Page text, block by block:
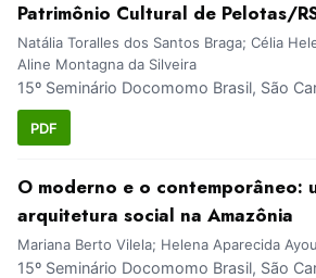
Patrimônio Cultural de Pelotas/
Natália Toralles dos Santos Braga; Célia
Aline Montagna da Silveira
15º Seminário Docomomo Brasil, São
PDF
O moderno e o contemporâneo:
arquitetura social na Amazônia
Mariana Berto Vilela; Helena Aparecida
15º Seminário Docomomo Brasil, São